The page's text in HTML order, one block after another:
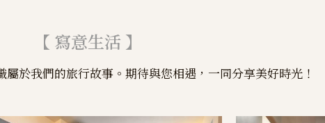
【 寫意生活 】
於我們的旅行故事。期待與您相遇，一同分享美好時光！